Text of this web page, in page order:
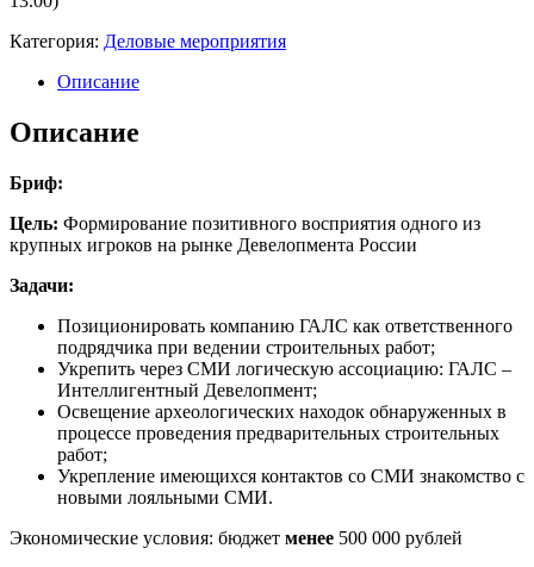
Категория: Деловые мероприятия
Описание
Описание
Бриф:
Цель: Формирование позитивного восприятия одного из
крупных игроков на рынке Девелопмента России
Задачи:
Позиционировать компанию ГАЛС как ответственного
подрядчика при ведении строительных работ;
Укрепить через СМИ логическую ассоциацию: ГАЛС –
Интеллигентный Девелопмент;
Освещение археологических находок обнаруженных в
процессе проведения предварительных строительных
работ;
Укрепление имеющихся контактов со СМИ знакомство с
новыми лояльными СМИ.
Экономические условия: бюджет менее 500 000 рублей